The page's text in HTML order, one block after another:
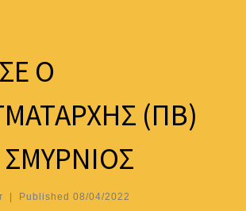
Ο
(ΠΒ)
| Published 08/04/2022